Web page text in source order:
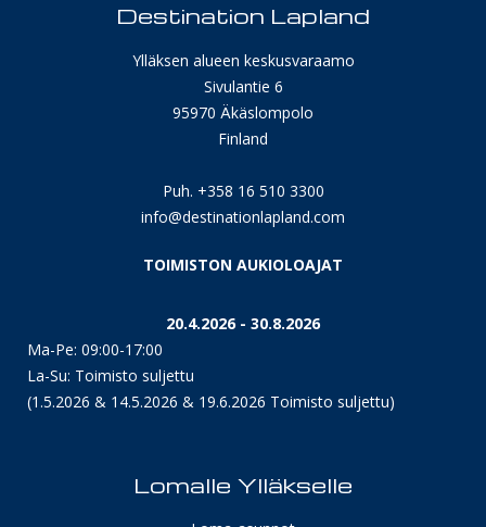
Destination Lapland
Ylläksen alueen keskusvaraamo
Sivulantie 6
95970 Äkäslompolo
Finland
Puh. +358 16 510 3300
info@destinationlapland.com
TOIMISTON AUKIOLOAJAT
20.4.2026 - 30.8.2026
Ma-Pe: 09:00-17:00
La-Su: Toimisto suljettu
(1.5.2026 & 14.5.2026 & 19.6.2026 Toimisto suljettu)
Lomalle Ylläkselle